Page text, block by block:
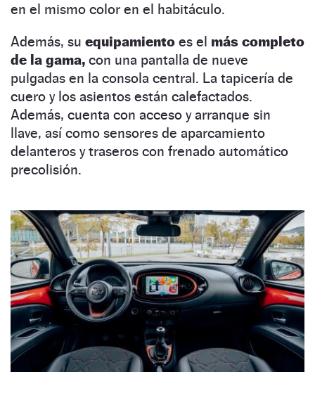
en el mismo color en el habitáculo.
Además, su equipamiento es el más completo
de la gama, con una pantalla de nueve
pulgadas en la consola central. La tapicería de
cuero y los asientos están calefactados.
Además, cuenta con acceso y arranque sin
llave, así como sensores de aparcamiento
delanteros y traseros con frenado automático
precolisión.